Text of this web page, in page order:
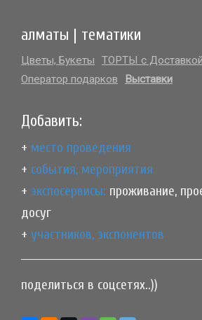
алматы | тематики
Цветы, Букеты
ТОРТЫ с Доставкой
Оператор подарков
Выставки
Добавить:
+ место проведения
+ события, мероприятия
+ экспосервисы: проживание,
досуг
+ участников, экспонентов
поделиться в соцсетях..))